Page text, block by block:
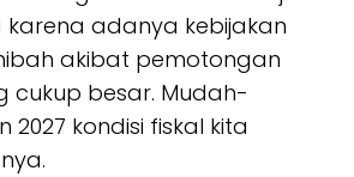
adanya kebijakan
akibat pemotongan
cukup besar. Mudah-
kondisi fiskal kita